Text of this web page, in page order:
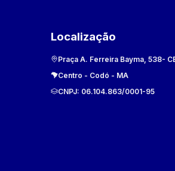
Localização
Praça A. Ferreira Bayma, 538-
Centro - Codó - MA
CNPJ: 06.104.863/0001-95